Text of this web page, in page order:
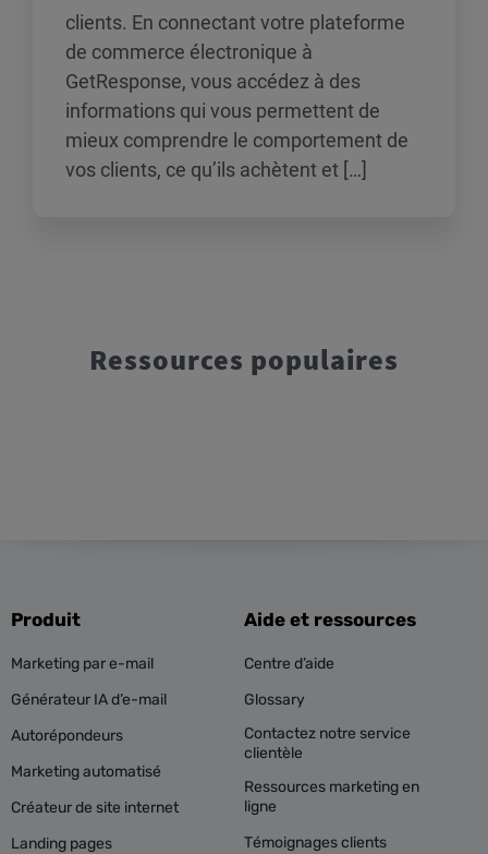
clients. En connectant votre plateforme
de commerce électronique à
GetResponse, vous accédez à des
informations qui vous permettent de
mieux comprendre le comportement de
vos clients, ce qu’ils achètent et […]
Ressources populaires
Produit
Marketing par e-mail
Générateur IA d’e-mail
Autorépondeurs
Marketing automatisé
Créateur de site internet
Landing pages
Aide et ressources
Centre d’aide
Glossary
Contactez notre service
clientèle
Ressources marketing en
ligne
Témoignages clients